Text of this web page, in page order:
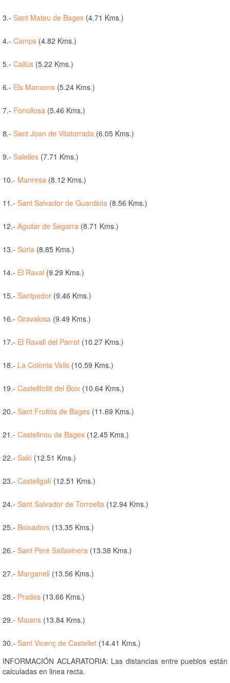
3.- Sant Mateu de Bages (4.71 Kms.)
4.- Camps (4.82 Kms.)
5.- Callús (5.22 Kms.)
6.- Els Manxons (5.24 Kms.)
7.- Fonollosa (5.46 Kms.)
8.- Sant Joan de Vilatorrada (6.05 Kms.)
9.- Salelles (7.71 Kms.)
10.- Manresa (8.12 Kms.)
11.- Sant Salvador de Guardiola (8.56 Kms.)
12.- Aguilar de Segarra (8.71 Kms.)
13.- Súria (8.85 Kms.)
14.- El Raval (9.29 Kms.)
15.- Santpedor (9.46 Kms.)
16.- Gravalosa (9.49 Kms.)
17.- El Ravall del Parrot (10.27 Kms.)
18.- La Colònia Valls (10.59 Kms.)
19.- Castellfollit del Boix (10.64 Kms.)
20.- Sant Fruitós de Bages (11.69 Kms.)
21.- Castellnou de Bages (12.45 Kms.)
22.- Saló (12.51 Kms.)
23.- Castellgalí (12.51 Kms.)
24.- Sant Salvador de Torroella (12.94 Kms.)
25.- Boixadors (13.35 Kms.)
26.- Sant Pere Sallavinera (13.38 Kms.)
27.- Marganell (13.56 Kms.)
28.- Prades (13.66 Kms.)
29.- Maians (13.84 Kms.)
30.- Sant Vicenç de Castellet (14.41 Kms.)
INFORMACIÓN ACLARATORIA: Las distancias entre pueblos están
calculadas en linea recta.